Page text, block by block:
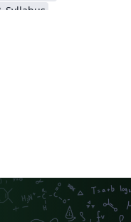
Syllabus